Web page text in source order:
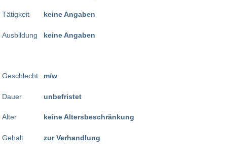
Tätigkeit
Ausbildung
Geschlecht
Dauer
Alter
Gehalt
keine Angaben
keine Angaben
m/w
unbefristet
keine Altersbeschränkung
zur Verhandlung